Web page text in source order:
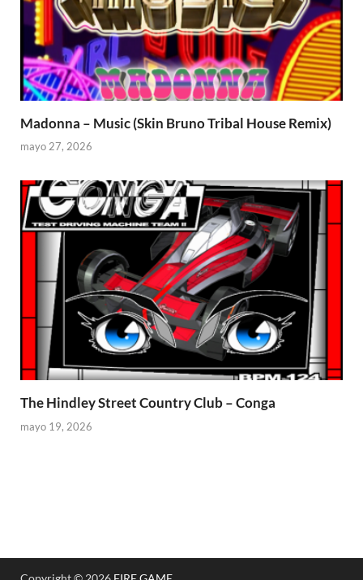
Madonna – Music (Skin Bruno Tribal House Remix)
mayo 27, 2026
The Hindley Street Country Club – Conga
mayo 19, 2026